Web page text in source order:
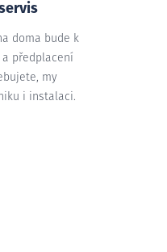
doma bude k
předplacení
my
i instalaci.